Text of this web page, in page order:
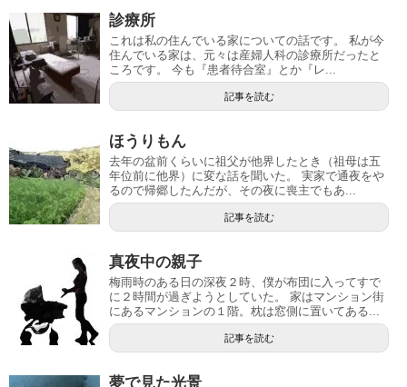
診療所
これは私の住んでいる家についての話です。 私が今
住んでいる家は、元々は産婦人科の診療所だったと
ころです。 今も『患者待合室』とか『レ...
記事を読む
ほうりもん
去年の盆前くらいに祖父が他界したとき（祖母は五
年位前に他界）に変な話を聞いた。 実家で通夜をや
るので帰郷したんだが、その夜に喪主でもあ...
記事を読む
真夜中の親子
梅雨時のある日の深夜２時、僕が布団に入ってすで
に２時間が過ぎようとしていた。 家はマンション街
にあるマンションの１階。枕は窓側に置いてある...
記事を読む
夢で見た光景